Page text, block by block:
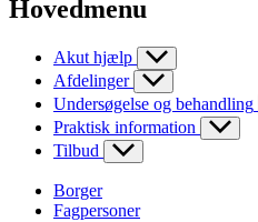
Hovedmenu
Akut hjælp
Afdelinger
Undersøgelse og behandling
Praktisk information
Tilbud
Borger
Fagpersoner